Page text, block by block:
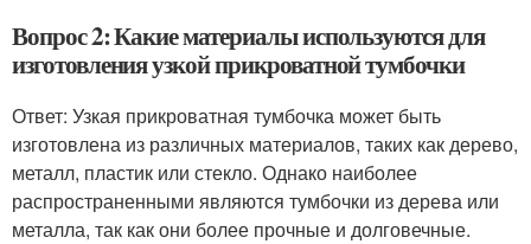
Вопрос 2: Какие материалы используются для
изготовления узкой прикроватной тумбочки
Ответ: Узкая прикроватная тумбочка может быть
изготовлена из различных материалов, таких как дерево,
металл, пластик или стекло. Однако наиболее
распространенными являются тумбочки из дерева или
металла, так как они более прочные и долговечные.